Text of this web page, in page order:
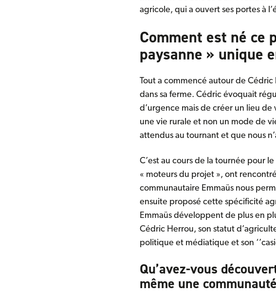
agricole, qui a ouvert ses portes à
Comment est né ce
paysanne » unique
Tout a commencé autour de Cédric
dans sa ferme. Cédric évoquait
d’urgence mais de créer un lieu de
une vie rurale et non un mode de
attendus au tournant et que nous
C’est au cours de la tournée pour
« moteurs du projet », ont
communautaire Emmaüs nous
ensuite proposé cette spécificité
Emmaüs développent de plus en
Cédric Herrou, son statut
politique et médiatique et son
Qu’avez-vous
même une